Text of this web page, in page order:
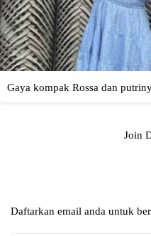
Join
Daftarkan email anda untuk